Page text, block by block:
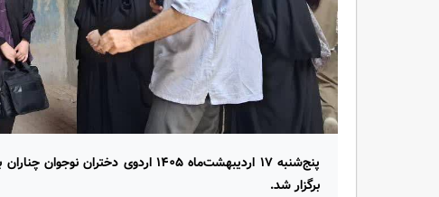
پنج‌شنبه ۱۷ اردیبهشت‌ماه ۱۴۰۵ اردوی
برگزار شد.